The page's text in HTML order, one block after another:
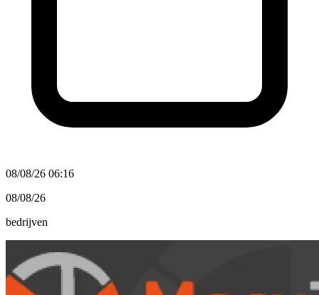
08/08/26 06:16
08/08/26
bedrijven